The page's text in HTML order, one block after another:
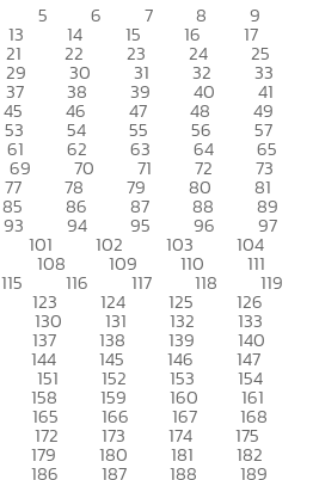
5 6 7 8 9
13 14 15 16 17
21 22 23 24 25
29 30 31 32 33
37 38 39 40 41
45 46 47 48 49
53 54 55 56 57
61 62 63 64 65
69 70 71 72 73
77 78 79 80 81
85 86 87 88 89
93 94 95 96 97
101 102 103 104
108 109 110 111
115 116 117 118 119
123 124 125 126
130 131 132 133
137 138 139 140
144 145 146 147
151 152 153 154
158 159 160 161
165 166 167 168
172 173 174 175
179 180 181 182
186 187 188 189